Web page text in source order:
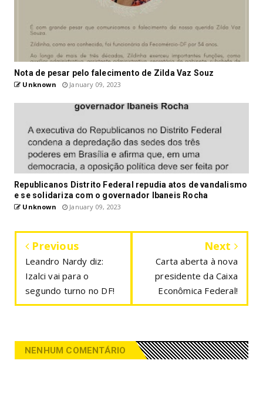
Nota de pesar pelo falecimento de Zilda Vaz Souz
Unknown January 09, 2023
Republicanos Distrito Federal repudia atos de vandalismo
e se solidariza com o governador Ibaneis Rocha
Unknown January 09, 2023
Previous
Leandro Nardy diz:
Izalci vai para o
segundo turno no DF!
Next
Carta aberta à nova
presidente da Caixa
Econômica Federal!
NENHUM COMENTÁRIO